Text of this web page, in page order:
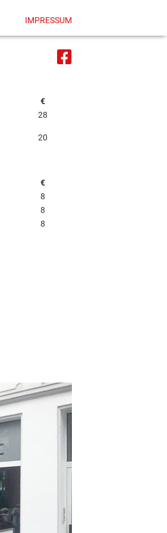
IMPRESSUM
€
28
20
€
8
8
8